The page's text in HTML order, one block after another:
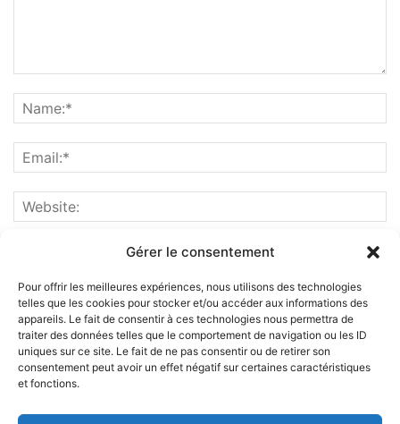
Gérer le consentement
Pour offrir les meilleures expériences, nous utilisons des technologies
telles que les cookies pour stocker et/ou accéder aux informations des
appareils. Le fait de consentir à ces technologies nous permettra de
traiter des données telles que le comportement de navigation ou les ID
uniques sur ce site. Le fait de ne pas consentir ou de retirer son
consentement peut avoir un effet négatif sur certaines caractéristiques
et fonctions.
ABOUT US